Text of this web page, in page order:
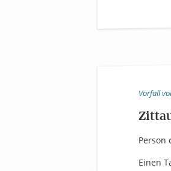
Vorfall
Person
Einen